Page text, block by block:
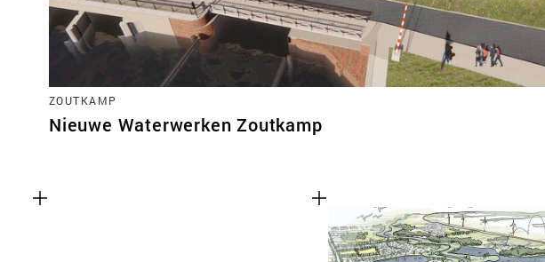
ZOUTKAMP
Nieuwe Waterwerken Zoutkamp